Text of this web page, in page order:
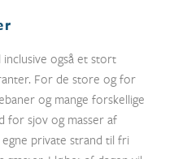
også et stort
For de store og for
og mange forskellige
for sjov og masser af
private strand til fri